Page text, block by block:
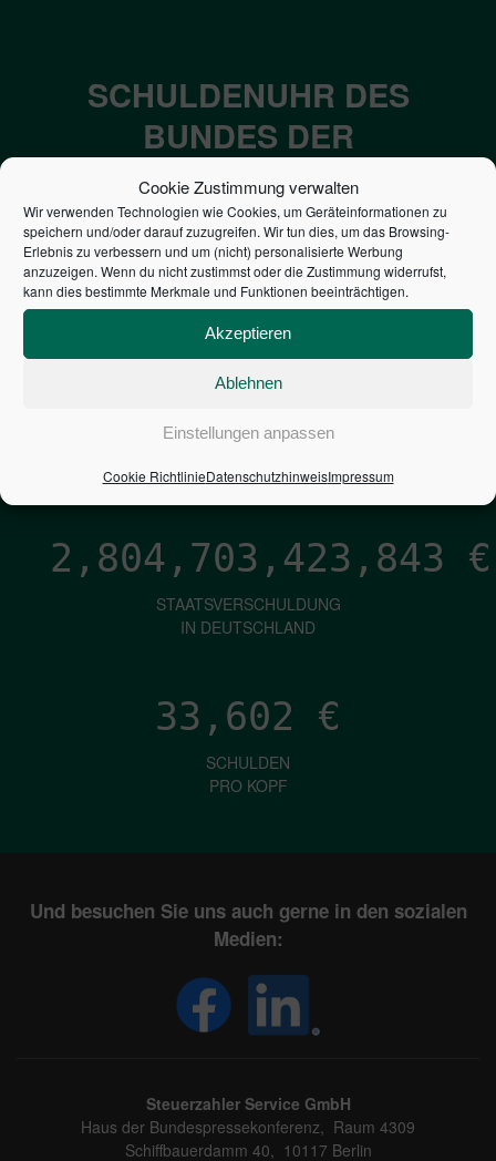
Cookie Zustimmung verwalten
Wir verwenden Technologien wie Cookies, um Geräteinformationen zu
speichern und/oder darauf zuzugreifen. Wir tun dies, um das Browsing-
Erlebnis zu verbessern und um (nicht) personalisierte Werbung
anzuzeigen. Wenn du nicht zustimmst oder die Zustimmung widerrufst,
kann dies bestimmte Merkmale und Funktionen beeinträchtigen.
Akzeptieren
Ablehnen
Einstellungen anpassen
Cookie RichtlinieDatenschutzhinweisImpressum
SCHULDENUHR DES
BUNDES DER
STEUERZAHLER
7,052€
NEUVERSCHULDUNG
PRO SEKUNDE
1,601
ZINSEN
PRO SEKUNDE
2,804,703,425,113 €
STAATSVERSCHULDUNG
IN DEUTSCHLAND
33,602 €
SCHULDEN
PRO KOPF
Und besuchen Sie uns auch gerne in den sozialen
Medien:
Steuerzahler Service GmbH
Haus der Bundespressekonferenz, Raum 4309
Schiffbauerdamm 40, 10117 Berlin